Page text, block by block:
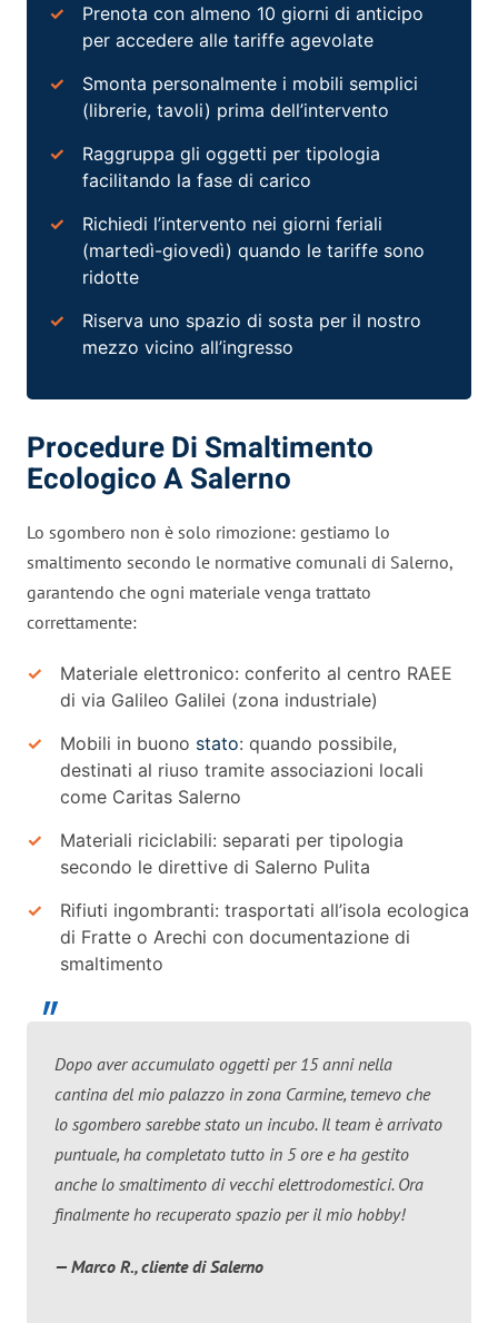
Prenota con almeno 10 giorni di anticipo
per accedere alle tariffe agevolate
Smonta personalmente i mobili semplici
(librerie, tavoli) prima dell’intervento
Raggruppa gli oggetti per tipologia
facilitando la fase di carico
Richiedi l’intervento nei giorni feriali
(martedì-giovedì) quando le tariffe sono
ridotte
Riserva uno spazio di sosta per il nostro
mezzo vicino all’ingresso
Procedure Di Smaltimento
Ecologico A Salerno
Lo sgombero non è solo rimozione: gestiamo lo
smaltimento secondo le normative comunali di Salerno,
garantendo che ogni materiale venga trattato
correttamente:
Materiale elettronico: conferito al centro RAEE
di via Galileo Galilei (zona industriale)
Mobili in buono stato: quando possibile,
destinati al riuso tramite associazioni locali
come Caritas Salerno
Materiali riciclabili: separati per tipologia
secondo le direttive di Salerno Pulita
Rifiuti ingombranti: trasportati all’isola ecologica
di Fratte o Arechi con documentazione di
smaltimento
Dopo aver accumulato oggetti per 15 anni nella
cantina del mio palazzo in zona Carmine, temevo che
lo sgombero sarebbe stato un incubo. Il team è arrivato
puntuale, ha completato tutto in 5 ore e ha gestito
anche lo smaltimento di vecchi elettrodomestici. Ora
finalmente ho recuperato spazio per il mio hobby!
— Marco R., cliente di Salerno